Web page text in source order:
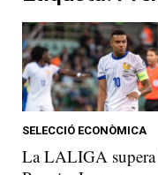
SELECCIÓ ECONÒMICA
La LALIGA